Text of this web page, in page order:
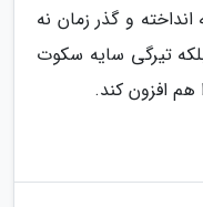
و گذر زمان نه
تیرگی سایه سکوت
افزون کند.